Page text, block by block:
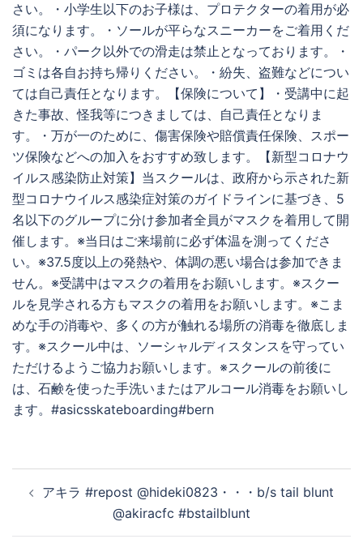
さい。・小学生以下のお子様は、プロテクターの着用が必
須になります。・ソールが平らなスニーカーをご着用くだ
さい。・パーク以外での滑走は禁止となっております。・
ゴミは各自お持ち帰りください。・紛失、盗難などについ
ては自己責任となります。【保険について】・受講中に起
きた事故、怪我等につきましては、自己責任となりま
す。・万が一のために、傷害保険や賠償責任保険、スポー
ツ保険などへの加入をおすすめ致します。【新型コロナウ
イルス感染防止対策】当スクールは、政府から示された新
型コロナウイルス感染症対策のガイドラインに基づき、5
名以下のグループに分け参加者全員がマスクを着用して開
催します。※当日はご来場前に必ず体温を測ってくださ
い。※37.5度以上の発熱や、体調の悪い場合は参加できま
せん。※受講中はマスクの着用をお願いします。※スクー
ルを見学される方もマスクの着用をお願いします。※こま
めな手の消毒や、多くの方が触れる場所の消毒を徹底しま
す。※スクール中は、ソーシャルディスタンスを守ってい
ただけるようご協力お願いします。※スクールの前後に
は、石鹸を使った手洗いまたはアルコール消毒をお願いし
ます。#asicsskateboarding#bern
稿
アキラ #repost @hideki0823・・・b/s tail blunt
@akiracfc #bstailblunt